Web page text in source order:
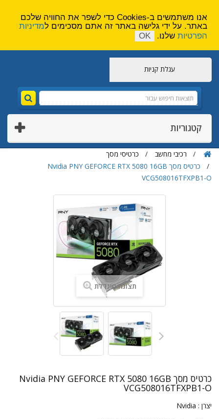
עגלת קניות
קטגוריות
רכיבי מחשב
כרטיסי מסך
כרטיס מסך Nvidia PNY GEFORCE RTX 5080 16GB
VCG508016TFXPB1-O
תצוגה מוגדלת
כרטיס מסך Nvidia PNY GEFORCE RTX 5080 16GB
VCG508016TFXPB1-O
יצרן : Nvidia
אנו משתמשים ב-Cookies כדי לשפר את החוויה שלכם
באתר. על ידי גלישה באתר זה אתם מסכימים למדיניות
הפרטיות שלנו. OK